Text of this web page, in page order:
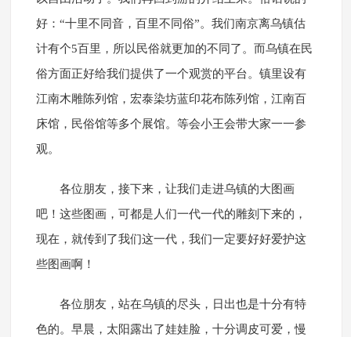
好：“十里不同音，百里不同俗”。我们南京离乌镇估
计有个5百里，所以民俗就更加的不同了。而乌镇在民
俗方面正好给我们提供了一个观赏的平台。镇里设有
江南木雕陈列馆，宏泰染坊蓝印花布陈列馆，江南百
床馆，民俗馆等多个展馆。等会小王会带大家一一参
观。
各位朋友，接下来，让我们走进乌镇的大图画
吧！这些图画，可都是人们一代一代的雕刻下来的，
现在，就传到了我们这一代，我们一定要好好爱护这
些图画啊！
各位朋友，站在乌镇的尽头，日出也是十分有特
色的。早晨，太阳露出了娃娃脸，十分调皮可爱，慢